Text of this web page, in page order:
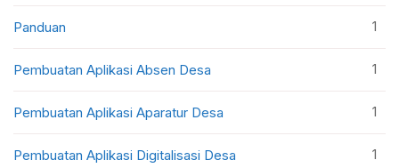
Panduan 1
Pembuatan Aplikasi Absen Desa 1
Pembuatan Aplikasi Aparatur Desa 1
Pembuatan Aplikasi Digitalisasi Desa 1